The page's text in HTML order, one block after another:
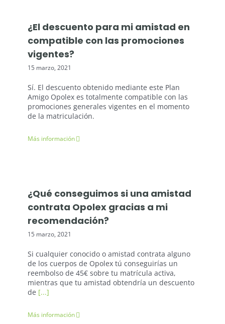
¿El descuento para mi amistad en
compatible con las promociones
vigentes?
15 marzo, 2021
Sí. El descuento obtenido mediante este Plan
Amigo Opolex es totalmente compatible con las
promociones generales vigentes en el momento
de la matriculación.
Más información
¿Qué conseguimos si una amistad
contrata Opolex gracias a mi
recomendación?
15 marzo, 2021
Si cualquier conocido o amistad contrata alguno
de los cuerpos de Opolex tú conseguirías un
reembolso de 45€ sobre tu matrícula activa,
mientras que tu amistad obtendría un descuento
de [...]
Más información